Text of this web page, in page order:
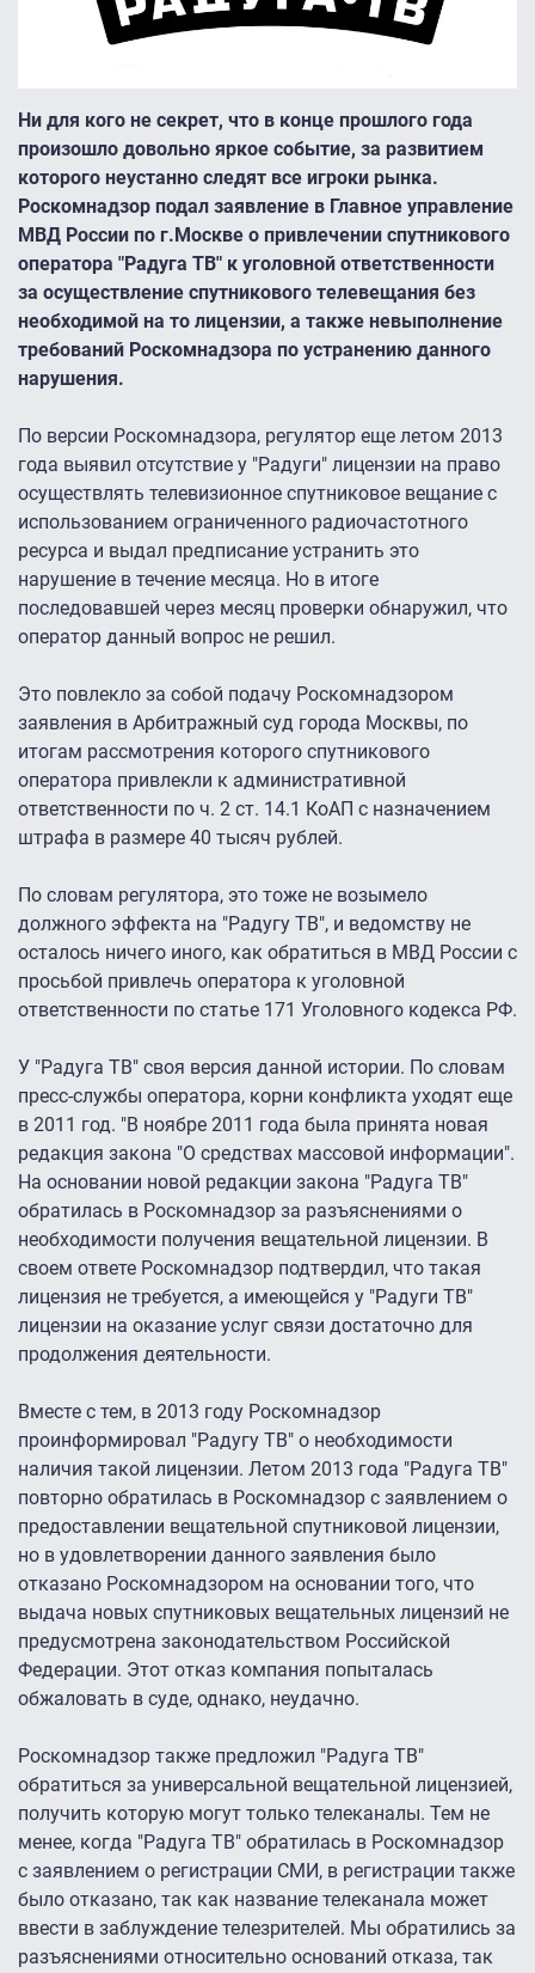
Ни для кого не секрет, что в конце прошлого года
произошло довольно яркое событие, за развитием
которого неустанно следят все игроки рынка.
Роскомнадзор подал заявление в Главное управление
МВД России по г.Москве о привлечении спутникового
оператора "Радуга ТВ" к уголовной ответственности
за осуществление спутникового телевещания без
необходимой на то лицензии, а также невыполнение
требований Роскомнадзора по устранению данного
нарушения.
По версии Роскомнадзора, регулятор еще летом 2013
года выявил отсутствие у "Радуги" лицензии на право
осуществлять телевизионное спутниковое вещание с
использованием ограниченного радиочастотного
ресурса и выдал предписание устранить это
нарушение в течение месяца. Но в итоге
последовавшей через месяц проверки обнаружил, что
оператор данный вопрос не решил.
Это повлекло за собой подачу Роскомнадзором
заявления в Арбитражный суд города Москвы, по
итогам рассмотрения которого спутникового
оператора привлекли к административной
ответственности по ч. 2 ст. 14.1 КоАП с назначением
штрафа в размере 40 тысяч рублей.
По словам регулятора, это тоже не возымело
должного эффекта на "Радугу ТВ", и ведомству не
осталось ничего иного, как обратиться в МВД России с
просьбой привлечь оператора к уголовной
ответственности по статье 171 Уголовного кодекса РФ.
У "Радуга ТВ" своя версия данной истории. По словам
пресс-службы оператора, корни конфликта уходят еще
в 2011 год. "В ноябре 2011 года была принята новая
редакция закона "О средствах массовой информации".
На основании новой редакции закона "Радуга ТВ"
обратилась в Роскомнадзор за разъяснениями о
необходимости получения вещательной лицензии. В
своем ответе Роскомнадзор подтвердил, что такая
лицензия не требуется, а имеющейся у "Радуги ТВ"
лицензии на оказание услуг связи достаточно для
продолжения деятельности.
Вместе с тем, в 2013 году Роскомнадзор
проинформировал "Радугу ТВ" о необходимости
наличия такой лицензии. Летом 2013 года "Радуга ТВ"
повторно обратилась в Роскомнадзор с заявлением о
предоставлении вещательной спутниковой лицензии,
но в удовлетворении данного заявления было
отказано Роскомнадзором на основании того, что
выдача новых спутниковых вещательных лицензий не
предусмотрена законодательством Российской
Федерации. Этот отказ компания попыталась
обжаловать в суде, однако, неудачно.
Роскомнадзор также предложил "Радуга ТВ"
обратиться за универсальной вещательной лицензией,
получить которую могут только телеканалы. Тем не
менее, когда "Радуга ТВ" обратилась в Роскомнадзор
с заявлением о регистрации СМИ, в регистрации также
было отказано, так как название телеканала может
ввести в заблуждение телезрителей. Мы обратились за
разъяснениями относительно оснований отказа, так